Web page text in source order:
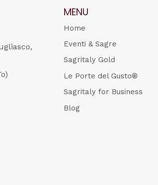
MENU
Home
Eventi & Sagre
Sagritaly Gold
Le Porte del Gusto®
Sagritaly for Business
Blog